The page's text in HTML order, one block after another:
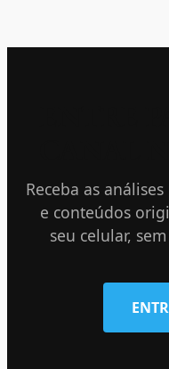
Receba as
e conteúdos
seu celular,